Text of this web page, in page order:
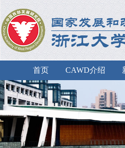
首页 CAWD介绍